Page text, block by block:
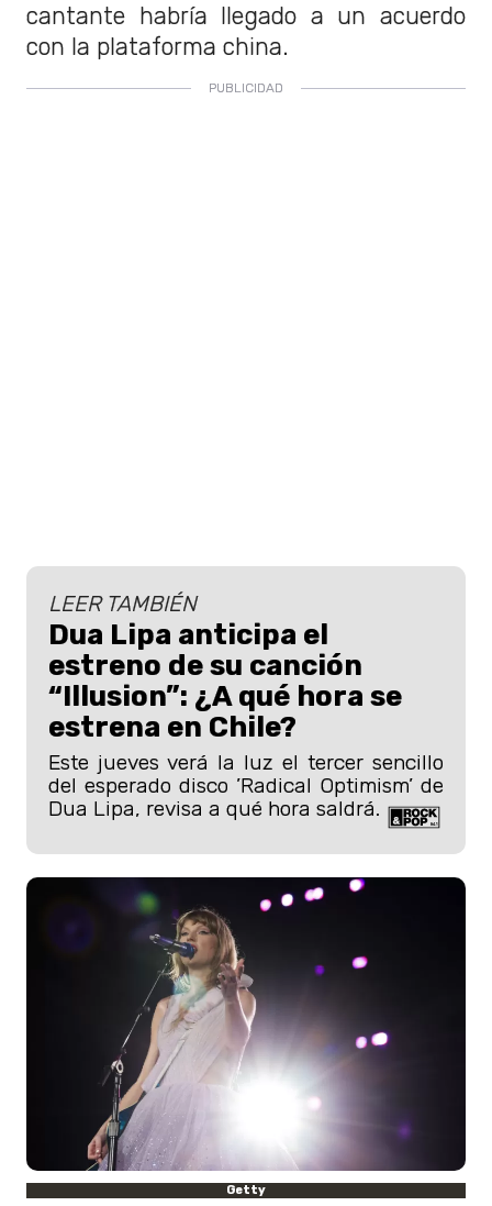
cantante habría llegado a un acuerdo
con la plataforma china.
LEER TAMBIÉN
Dua Lipa anticipa el
estreno de su canción
“Illusion”: ¿A qué hora se
estrena en Chile?
Este jueves verá la luz el tercer sencillo
del esperado disco ’Radical Optimism’ de
Dua Lipa, revisa a qué hora saldrá.
Getty